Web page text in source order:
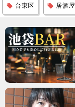
台東区 居酒屋